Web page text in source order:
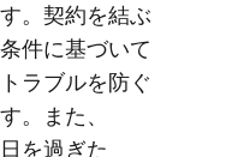
。​契約を​結ぶ​
件に​基づいて​
ラブルを​防ぐ​
。​また、​
を​過ぎた​